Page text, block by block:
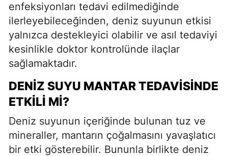
enfeksiyonları tedavi edilmediğinde
ilerleyebileceğinden, deniz suyunun etkisi
yalnızca destekleyici olabilir ve asıl tedaviyi
kesinlikle doktor kontrolünde ilaçlar
sağlamaktadır.
DENIZ SUYU MANTAR TEDAVISINDE
ETKILI MI?
Deniz suyunun içeriğinde bulunan tuz ve
mineraller, mantarın çoğalmasını yavaşlatıcı
bir etki gösterebilir. Bununla birlikte deniz